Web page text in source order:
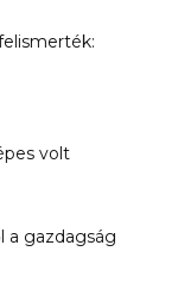
volt
a gazdagság